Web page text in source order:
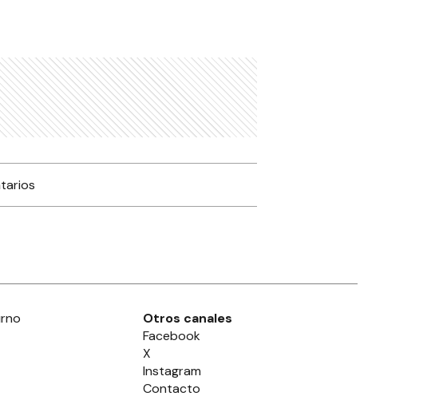
Otros canales
Facebook
X
Instagram
Contacto